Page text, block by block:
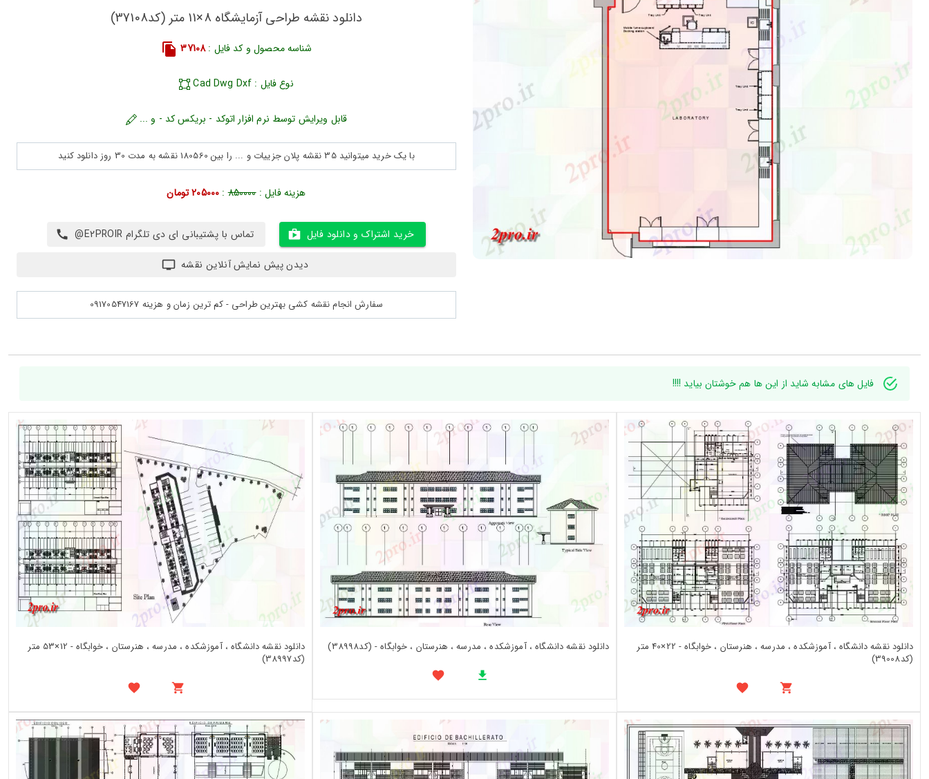
عبور
علاقه
دانلود نقشه طراحی آزمایشگاه 8×11 متر (کد37108)
شناسه محصول و کد فایل :37108
نوع فایل : Cad Dwg Dxf
قابل ویرایش توسط نرم افزار اتوکد - بریکس کد - و ...
با یک خرید میتوانید 35 نقشه پلان جزییات و ... را بین 180560 نقشه به مدت 30 روز دانلود کنید
هزینه فایل :850000
: 205000 تومان
خرید اشتراک و دانلود فایل
تماس با پشتیبانی ای دی تلگرام E2PROIR@
دیدن پیش نمایش آنلاین نقشه
سفارش انجام نقشه کشی بهترین طراحی - کم ترین زمان و هزینه 09170547167
فایل های مشابه شاید از این ها هم خوشتان بیاید !!!!
دانلود نقشه دانشگاه ، آموزشکده ، مدرسه ، هنرستان ، خوابگاه - 22×40 متر
(کد39008)
دانلود نقشه دانشگاه ، آموزشکده ، مدرسه ، هنرستان ، خوابگاه - (کد38998)
دانلود نقشه دانشگاه ، آموزشکده ، مدرسه ، هنرستان ، خوابگاه - 12×53 متر
(کد38997)